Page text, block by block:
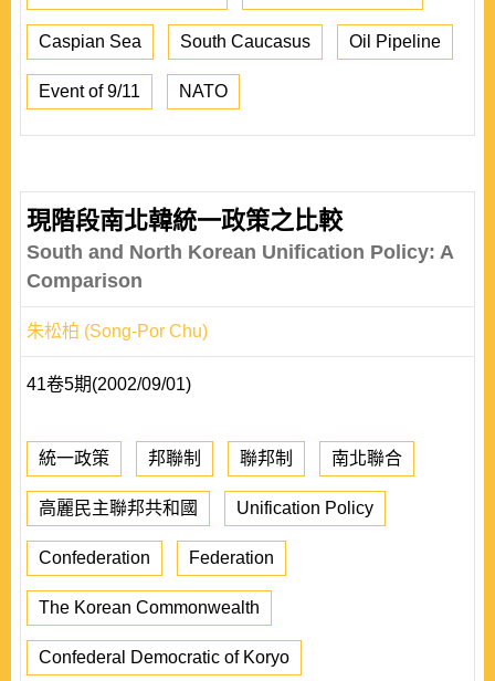
Caspian Sea South Caucasus Oil Pipeline
Event of 9/11 NATO
現階段南北韓統一政策之比較
South and North Korean Unification Policy: A
Comparison
朱松柏 (Song-Por Chu)
41卷5期(2002/09/01)
統一政策 邦聯制 聯邦制 南北聯合
高麗民主聯邦共和國 Unification Policy
Confederation Federation
The Korean Commonwealth
Confederal Democratic of Koryo